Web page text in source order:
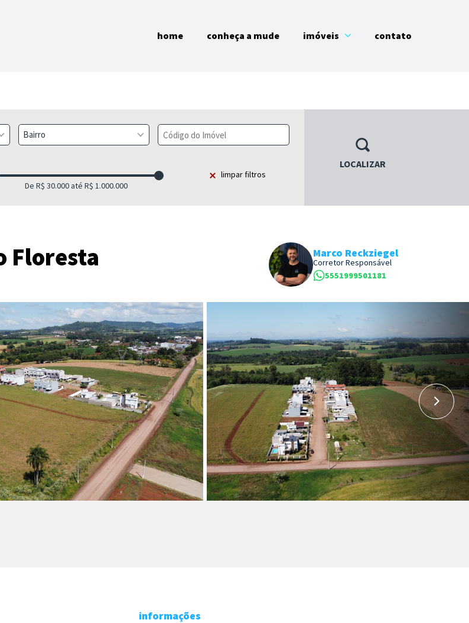
home conheça a mude imóveis contato
Bairro
limpar filtros
LOCALIZAR
Floresta Marco Reckziegel
Corretor Responsável
5551999501181
informações